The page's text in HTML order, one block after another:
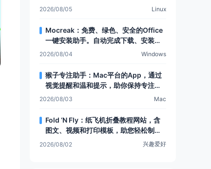
2026/08/05 Linux
Mocreak：免费、绿色、安全的Office
一键安装助手。自动完成下载、安装和
部署，让Office安装更简单，支持多种
2026/08/04 Windows
猴子专注助手：Mac平台的App，通过
视觉提醒和温和提示，助你保持专注，
提升注意力
2026/08/03 Mac
Fold ‘N Fly：纸飞机折叠教程网站，含
图文、视频和打印模板，助您轻松制作
各类纸飞机
2026/08/02 兴趣爱好